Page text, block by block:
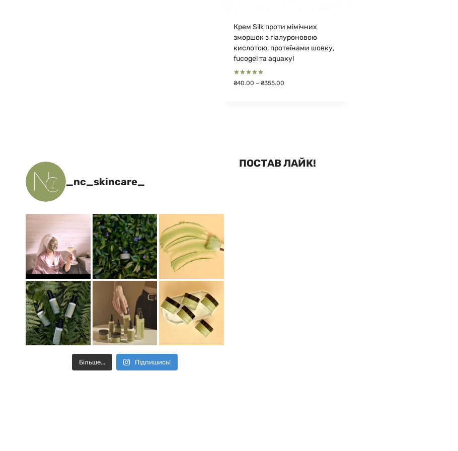
Крем Silk проти мімічних
зморшок з гіалуроновою
кислотою, протеїнами шовку,
fucogel та aquaxyl
Оцінено в
5.00
₴40.00 – ₴355.00Діапазон
_nc_skincare_
Більше... Підпишись!
ПОСТАВ ЛАЙК!